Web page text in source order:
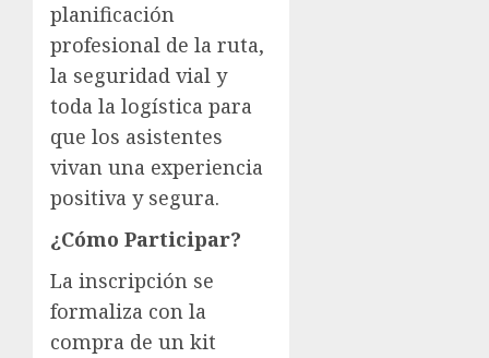
planificación
profesional de la ruta,
la seguridad vial y
toda la logística para
que los asistentes
vivan una experiencia
positiva y segura.
¿Cómo Participar?
La inscripción se
formaliza con la
compra de un kit